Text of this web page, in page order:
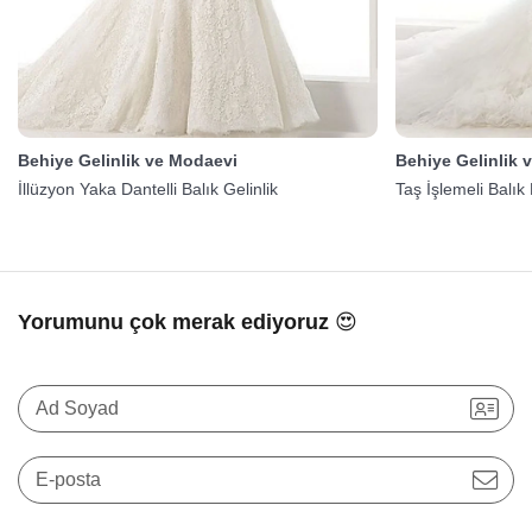
Behiye Gelinlik ve Modaevi
İllüzyon Yaka Dantelli Balık Gelinlik
Behiye Gelinlik
Taş İşlemeli
Yorumunu çok merak ediyoruz 😍
Ad Soyad
E-posta